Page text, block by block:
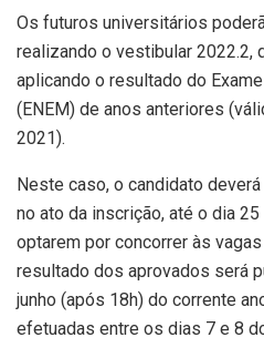
Os futuros universitários
realizando o vestibular 2022.2,
aplicando o resultado do
(ENEM) de anos anteriores
2021).
Neste caso, o candidato
no ato da inscrição, até o dia
optarem por concorrer às
resultado dos aprovados será
junho (após 18h) do corrente
efetuadas entre os dias 7 e 8